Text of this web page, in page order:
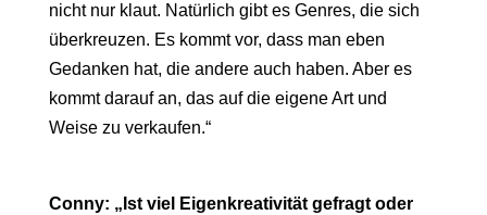
nicht nur klaut. Natürlich gibt es Genres, die sich
überkreuzen. Es kommt vor, dass man eben
Gedanken hat, die andere auch haben. Aber es
kommt darauf an, das auf die eigene Art und
Weise zu verkaufen.“
Conny: „Ist viel Eigenkreativität gefragt oder